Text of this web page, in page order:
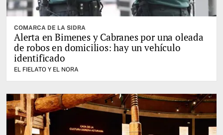
COMARCA DE LA SIDRA
Alerta en Bimenes y Cabranes por una oleada
de robos en domicilios: hay un vehículo
identificado
EL FIELATO Y EL NORA